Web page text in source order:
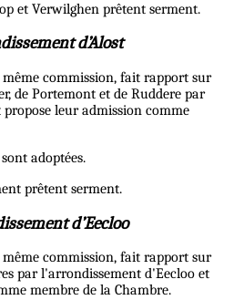
et Verwilghen prêtent serment.
d’Alost
commission, fait rapport sur
de Portemont et de Ruddere par
leur admission comme
adoptées.
prêtent serment.
d’Eecloo
commission, fait rapport sur
par l'arrondissement d'Eecloo et
membre de la Chambre.